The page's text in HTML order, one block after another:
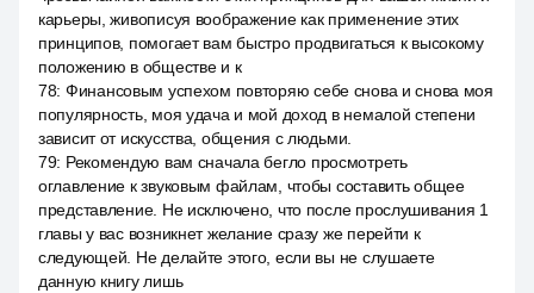
карьеры, живописуя воображение как применение этих
принципов, помогает вам быстро продвигаться к высокому
положению в обществе и к
78: Финансовым успехом повторяю себе снова и снова моя
популярность, моя удача и мой доход в немалой степени
зависит от искусства, общения с людьми.
79: Рекомендую вам сначала бегло просмотреть
оглавление к звуковым файлам, чтобы составить общее
представление. Не исключено, что после прослушивания 1
главы у вас возникнет желание сразу же перейти к
следующей. Не делайте этого, если вы не слушаете
данную книгу лишь